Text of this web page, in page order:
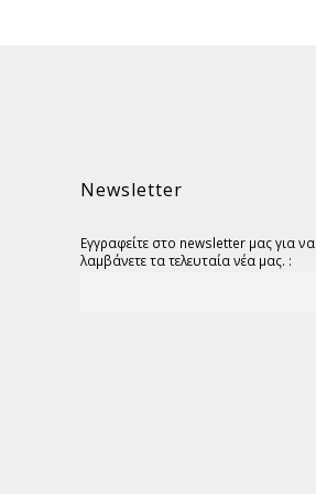
Newsletter
Εγγραφείτε στο newsletter μας για να
λαμβάνετε τα τελευταία νέα μας. :